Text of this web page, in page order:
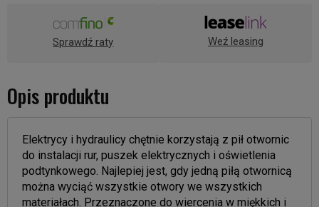
Sprawdź raty Weź leasing
Opis produktu
Elektrycy i hydraulicy chętnie korzystają z pił otwornic
do instalacji rur, puszek elektrycznych i oświetlenia
podtynkowego. Najlepiej jest, gdy jedną piłą otwornicą
można wyciąć wszystkie otwory we wszystkich
materiałach. Przeznaczone do wiercenia w miękkich i